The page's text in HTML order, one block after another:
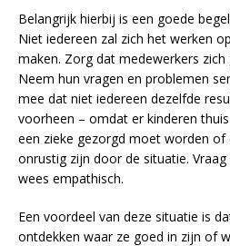
Belangrijk hierbij is een goede
Niet iedereen zal zich het werken
maken. Zorg dat medewerkers
Neem hun vragen en problemen
mee dat niet iedereen dezelfde
voorheen – omdat er kinderen
een zieke gezorgd moet worden
onrustig zijn door de situatie.
wees empathisch.
Een voordeel van deze situatie is
ontdekken waar ze goed in zijn of